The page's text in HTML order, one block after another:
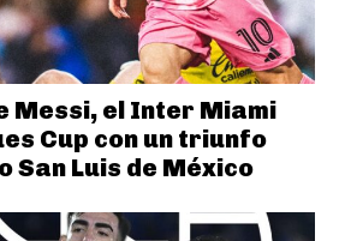
Messi, el Inter Miami
Cup con un triunfo
San Luis de México